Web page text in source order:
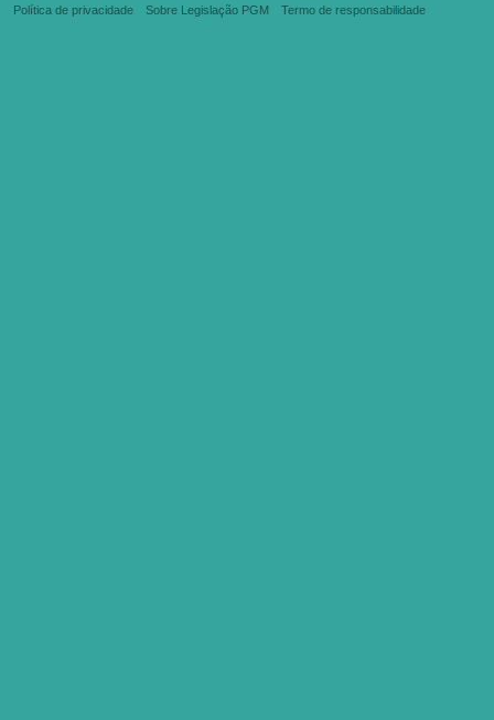
Política de privacidade Sobre Legislação PGM Termo de responsabilidade